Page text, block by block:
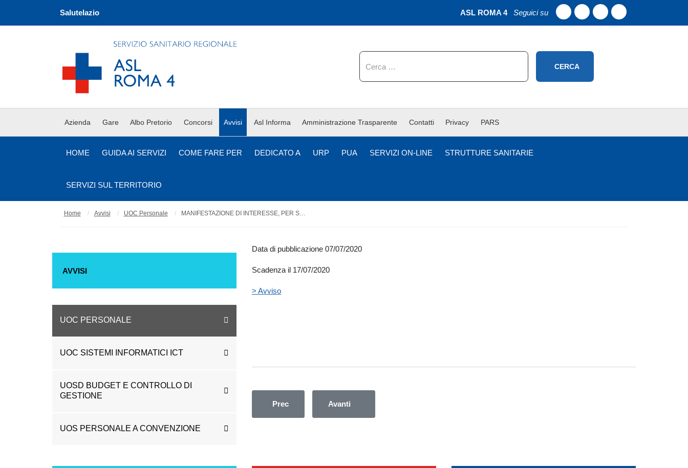
Salutelazio ASL ROMA 4 Seguici su
Cerca
CERCA
Azienda Gare Albo Pretorio Concorsi Avvisi Asl Informa Amministrazione Trasparente Contatti Privacy PARS
HOME GUIDA AI SERVIZI COME FARE PER DEDICATO A URP PUA SERVIZI ON-LINE STRUTTURE SANITARIE
SERVIZI SUL TERRITORIO
Home Avvisi UOC Personale MANIFESTAZIONE DI INTERESSE, PER SOLI TITOLI, CON DISPONIBILITA’ IMMEDIATA, PER IL CONFERIMENTO DI INCARICHI A TEMPO DETERMINATO DI DIRIGENTE MEDICO - AREA DELLA MEDICINA DIAGNOSTICA E DEI SERVIZI - DISCIPLINA RADIODIAGNOSTICA
Data di pubblicazione 07/07/2020
Scadenza il 17/07/2020
> Avviso
Articolo precedente: AVVISO PUBBLICO, PER TITOLI ED ESAMI, PER IL CONFERIMENTO DI n. 2 INCARICHI A
Prec Articolo successivo: AVVISO PUBBLICO, PER TITOLI ED ESAMI, PER IL CONFERIMENTO DI N. 1
Avanti
AVVISI
UOC PERSONALE
UOC SISTEMI INFORMATICI ICT
UOSD BUDGET E CONTROLLO DI
GESTIONE
UOS PERSONALE A CONVENZIONE